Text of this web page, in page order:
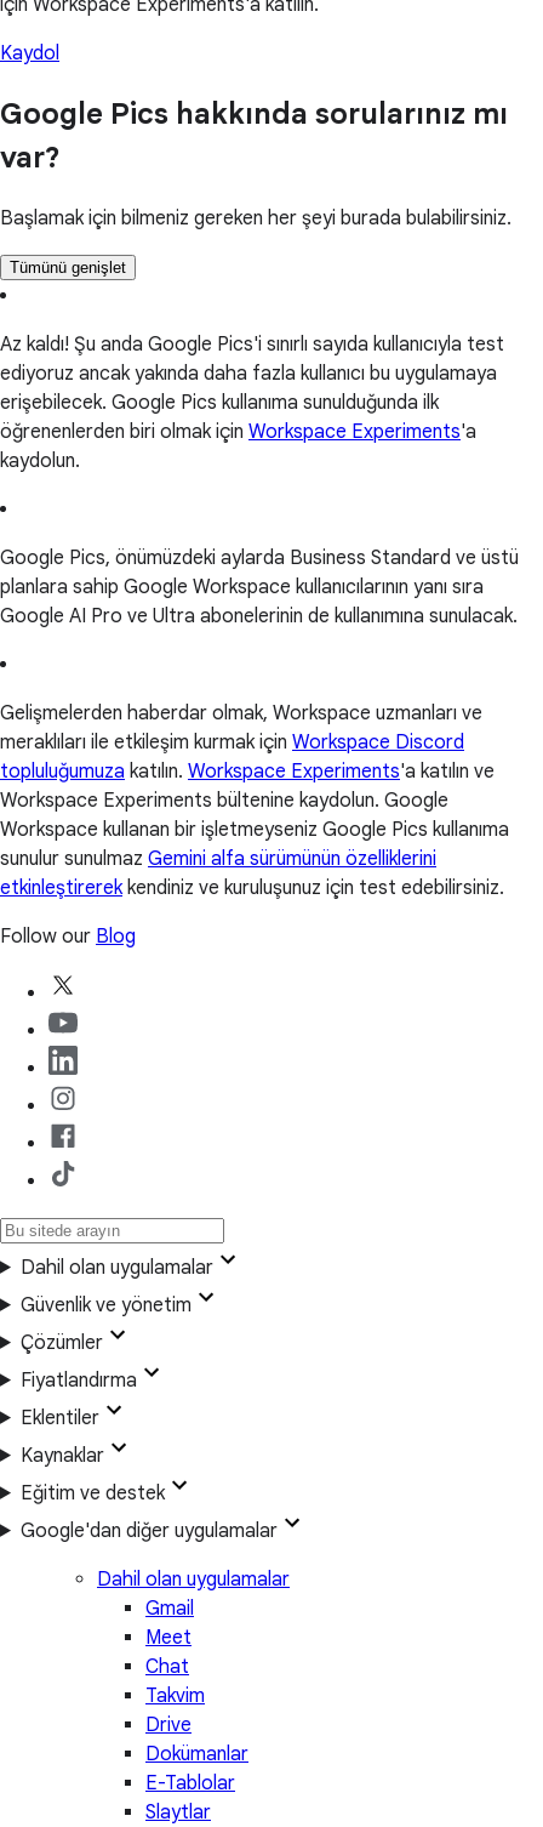
için Workspace Experiments'a katılın.
Kaydol
Google Pics hakkında sorularınız mı
var?
Başlamak için bilmeniz gereken her şeyi burada bulabilirsiniz.
Tümünü genişlet
Az kaldı! Şu anda Google Pics'i sınırlı sayıda kullanıcıyla test
ediyoruz ancak yakında daha fazla kullanıcı bu uygulamaya
erişebilecek. Google Pics kullanıma sunulduğunda ilk
öğrenenlerden biri olmak için Workspace Experiments'a
kaydolun.
Google Pics, önümüzdeki aylarda Business Standard ve üstü
planlara sahip Google Workspace kullanıcılarının yanı sıra
Google AI Pro ve Ultra abonelerinin de kullanımına sunulacak.
Gelişmelerden haberdar olmak, Workspace uzmanları ve
meraklıları ile etkileşim kurmak için Workspace Discord
topluluğumuza katılın. Workspace Experiments'a katılın ve
Workspace Experiments bültenine kaydolun. Google
Workspace kullanan bir işletmeyseniz Google Pics kullanıma
sunulur sunulmaz Gemini alfa sürümünün özelliklerini
etkinleştirerekkendiniz ve kuruluşunuz için test edebilirsiniz.
Follow our Blog
Dahil olan uygulamalar
Güvenlik ve yönetim
Çözümler
Fiyatlandırma
Eklentiler
Kaynaklar
Eğitim ve destek
Google'dan diğer uygulamalar
Dahil olan uygulamalar
Gmail
Meet
Chat
Takvim
Drive
Dokümanlar
E-Tablolar
Slaytlar